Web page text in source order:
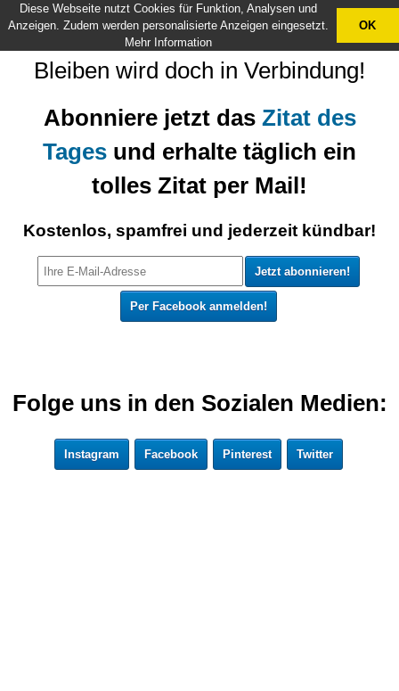
Bleiben wird doch in Verbindung!
Abonniere jetzt das Zitat des
Tages und erhalte täglich ein
tolles Zitat per Mail!
Kostenlos, spamfrei und jederzeit kündbar!
Per Facebook anmelden!
Folge uns in den Sozialen Medien:
Instagram Facebook Pinterest Twitter
X
Diese Webseite nutzt Cookies für Funktion, Analysen und
Anzeigen. Zudem werden personalisierte Anzeigen eingesetzt.
Mehr Information
OK